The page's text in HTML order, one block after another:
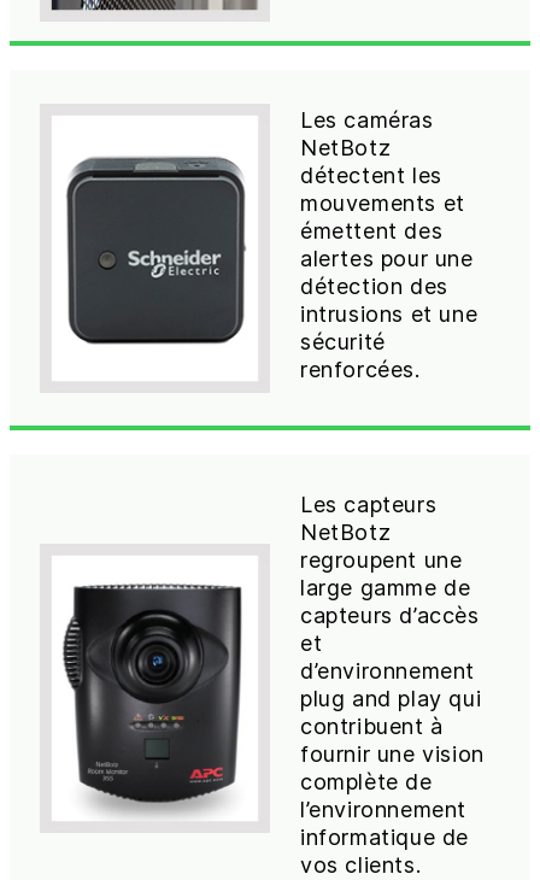
Les caméras
NetBotz
détectent les
mouvements et
émettent des
alertes pour une
détection des
intrusions et une
sécurité
renforcées.
Les capteurs
NetBotz
regroupent une
large gamme de
capteurs d’accès
et
d’environnement
plug and play qui
contribuent à
fournir une vision
complète de
l’environnement
informatique de
vos clients.